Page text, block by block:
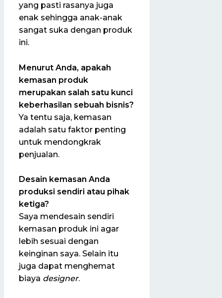
yang pasti rasanya juga
enak sehingga anak-anak
sangat suka dengan produk
ini.
Menurut Anda, apakah
kemasan produk
merupakan salah satu kunci
keberhasilan sebuah bisnis?
Ya tentu saja, kemasan
adalah satu faktor penting
untuk mendongkrak
penjualan.
Desain kemasan Anda
produksi sendiri atau pihak
ketiga?
Saya mendesain sendiri
kemasan produk ini agar
lebih sesuai dengan
keinginan saya. Selain itu
juga dapat menghemat
biaya designer.